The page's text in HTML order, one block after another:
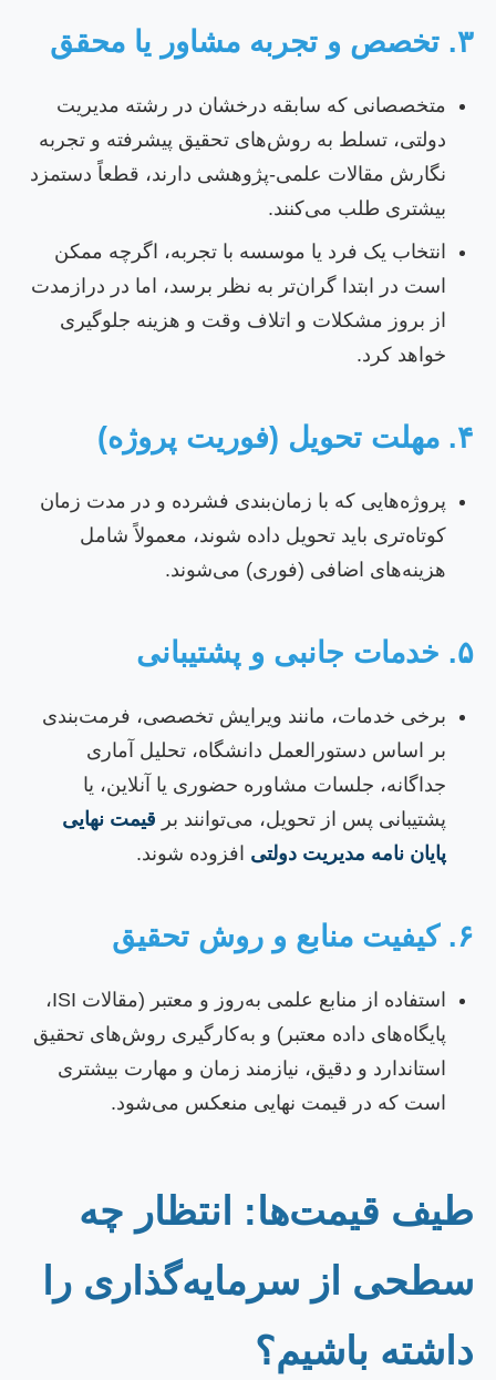
متخصصانی که سابقه درخشان در رشته مدیریت
دولتی، تسلط به روش‌های تحقیق پیشرفته و تجربه
نگارش مقالات علمی-پژوهشی دارند، قطعاً دستمزد
بیشتری طلب می‌کنند.
انتخاب یک فرد یا موسسه با تجربه، اگرچه ممکن
است در ابتدا گران‌تر به نظر برسد، اما در درازمدت
از بروز مشکلات و اتلاف وقت و هزینه جلوگیری
خواهد کرد.
پروژه‌هایی که با زمان‌بندی فشرده و در مدت زمان
کوتاه‌تری باید تحویل داده شوند، معمولاً شامل
هزینه‌های اضافی (فوری) می‌شوند.
برخی خدمات، مانند ویرایش تخصصی، فرمت‌بندی
بر اساس دستورالعمل دانشگاه، تحلیل آماری
جداگانه، جلسات مشاوره حضوری یا آنلاین، یا
پشتیبانی پس از تحویل، می‌توانند بر قیمت نهایی
پایان نامه مدیریت دولتیافزوده شوند.
استفاده از منابع علمی به‌روز و معتبر (مقالات ISI،
پایگاه‌های داده معتبر) و به‌کارگیری روش‌های تحقیق
استاندارد و دقیق، نیازمند زمان و مهارت بیشتری
است که در قیمت نهایی منعکس می‌شود.
قیمت‌ها: انتظار چه
از سرمایه‌گذاری را
باشیم؟